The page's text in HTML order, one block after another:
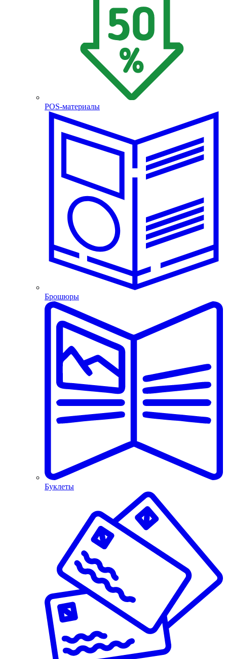
POS-материалы
Брошюры
Буклеты